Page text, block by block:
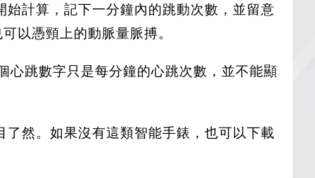
計算，記下一分鐘內的跳動次數，並留意
以憑頸上的動脈量脈搏。
心跳數字只是每分鐘的心跳次數，並不能顯
然。如果沒有這類智能手錶，也可以下載